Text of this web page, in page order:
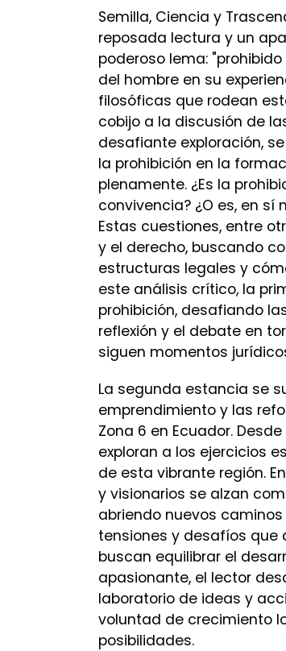
Semilla, Ciencia y
reposada lectura y un
poderoso lema:
del hombre en su
filosóficas que rodean
cobijo a la discusión de
desafiante exploración,
la prohibición en la
plenamente. ¿Es la
convivencia? ¿O es, en
Estas cuestiones, entre
y el derecho, buscando
estructuras legales y
este análisis crítico, la
prohibición, desafiando
reflexión y el debate en
siguen momentos
La segunda estancia se
emprendimiento y las
Zona 6 en Ecuador.
exploran a los ejercicios
de esta vibrante región.
y visionarios se alzan
abriendo nuevos
tensiones y desafíos que
buscan equilibrar el
apasionante, el lector
laboratorio de ideas y
voluntad de crecimiento
posibilidades.